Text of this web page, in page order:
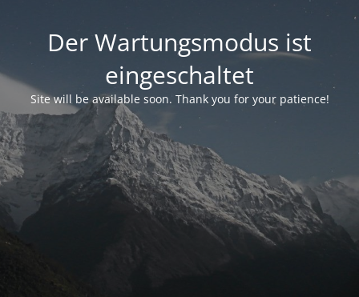
Der Wartungsmodus ist
eingeschaltet
Site will be available soon. Thank you for your patience!